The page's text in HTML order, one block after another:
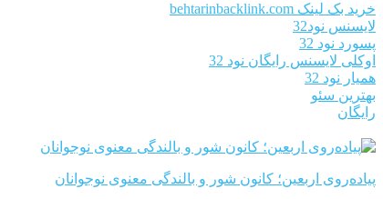
خرید بک لینک behtarinbacklink.com
لایسنس نود32
پسورد نود 32
اوکلی لایسنس رایگان نود 32
همیار نود 32
بهترین سئو
رایگان
پیاده‌روی اربعین؛ کانون شور و بالندگی معنوی نوجوانان